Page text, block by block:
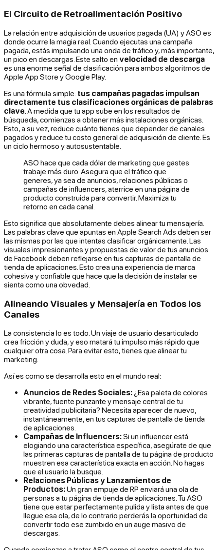
El Circuito de Retroalimentación Positivo
La relación entre adquisición de usuarios pagada (UA) y ASO es
donde ocurre la magia real. Cuando ejecutas una campaña
pagada, estás impulsando una onda de tráfico y, más importante,
un pico en descargas. Este salto en velocidad de descarga
es una enorme señal de clasificación para ambos algoritmos de
Apple App Store y Google Play.
Es una fórmula simple: tus campañas pagadas impulsan
directamente tus clasificaciones orgánicas de palabras
clave . A medida que tu app sube en los resultados de
búsqueda, comienzas a obtener más instalaciones orgánicas.
Esto, a su vez, reduce cuánto tienes que depender de canales
pagados y reduce tu costo general de adquisición de cliente. Es
un ciclo hermoso y autosustentable.
ASO hace que cada dólar de marketing que gastes
trabaje más duro. Asegura que el tráfico que
generes, ya sea de anuncios, relaciones públicas o
campañas de influencers, aterrice en una página de
producto construida para convertir. Maximiza tu
retorno en cada canal.
Esto significa que absolutamente debes alinear tu mensajería.
Las palabras clave que apuntas en Apple Search Ads deben ser
las mismas por las que intentas clasificar orgánicamente. Las
visuales impresionantes y propuestas de valor de tus anuncios
de Facebook deben reflejarse en tus capturas de pantalla de
tienda de aplicaciones. Esto crea una experiencia de marca
cohesiva y confiable que hace que la decisión de instalar se
sienta como una obvedad.
Alineando Visuales y Mensajería en Todos los
Canales
La consistencia lo es todo. Un viaje de usuario desarticulado
crea fricción y duda, y eso matará tu impulso más rápido que
cualquier otra cosa. Para evitar esto, tienes que alinear tu
marketing.
Así es como se desarrolla esto en el mundo real:
Anuncios de Redes Sociales: ¿Esa paleta de colores
vibrante, fuente punzante y mensaje central de tu
creatividad publicitaria? Necesita aparecer de nuevo,
instantáneamente, en tus capturas de pantalla de tienda
de aplicaciones.
Campañas de Influencers:Si un influencer está
elogiando una característica específica, asegúrate de que
las primeras capturas de pantalla de tu página de producto
muestren esa característica exacta en acción. No hagas
que el usuario la busque.
Relaciones Públicas y Lanzamientos de
Productos:Un gran empuje de RP enviará una ola de
personas a tu página de tienda de aplicaciones. Tu ASO
tiene que estar perfectamente pulida y lista antes de que
llegue esa ola, de lo contrario perderás la oportunidad de
convertir todo ese zumbido en un auge masivo de
descargas.